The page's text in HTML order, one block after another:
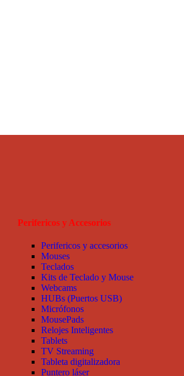
Perifericos y Accesorios
Perifericos y accesorios
Mouses
Teclados
Kits de Teclado y Mouse
Webcams
HUBs (Puertos USB)
Micrófonos
MousePads
Relojes Inteligentes
Tablets
TV Streaming
Tableta digitalizadora
Puntero láser